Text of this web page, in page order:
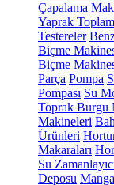
Çapalama
Yaprak
Testereler
Biçme
Biçme
Parça Pompa
Pompası Su
Toprak Burgu
Makineleri
Ürünleri
Makaraları
Su
Deposu